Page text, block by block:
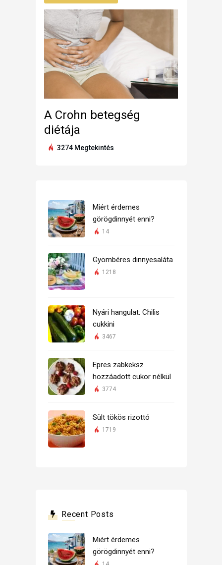
A Crohn betegség
diétája
3274 Megtekintés
Miért érdemes
görögdinnyét enni?
14
Gyömbéres dinnyesaláta
1218
Nyári hangulat: Chilis
cukkini
3467
Epres zabkeksz
hozzáadott cukor nélkül
3774
Sült tökös rizottó
1719
Recent Posts
Miért érdemes
görögdinnyét enni?